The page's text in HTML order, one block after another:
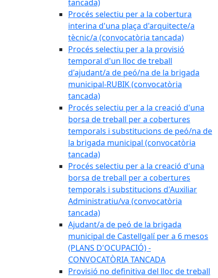
tancada)
Procés selectiu per a la cobertura
interina d'una plaça d'arquitecte/a
tècnic/a (convocatòria tancada)
Procés selectiu per a la provisió
temporal d'un lloc de treball
d'ajudant/a de peó/na de la brigada
municipal-RUBIK (convocatòria
tancada)
Procés selectiu per a la creació d'una
borsa de treball per a cobertures
temporals i substitucions de peó/na de
la brigada municipal (convocatòria
tancada)
Procés selectiu per a la creació d'una
borsa de treball per a cobertures
temporals i substitucions d'Auxiliar
Administratiu/va (convocatòria
tancada)
Ajudant/a de peó de la brigada
municipal de Castellgalí per a 6 mesos
(PLANS D'OCUPACIÓ) -
CONVOCATÒRIA TANCADA
Provisió no definitiva del lloc de treball